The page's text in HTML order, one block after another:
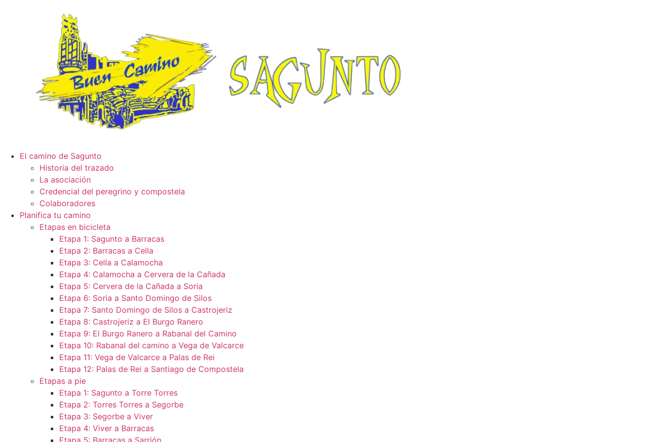
El camino de Sagunto
Historia del trazado
La asociación
Credencial del peregrino y compostela
Colaboradores
Planifica tu camino
Etapas en bicicleta
Etapa 1: Sagunto a Barracas
Etapa 2: Barracas a Cella
Etapa 3: Cella a Calamocha
Etapa 4: Calamocha a Cervera de la Cañada
Etapa 5: Cervera de la Cañada a Soria
Etapa 6: Soria a Santo Domingo de Silos
Etapa 7: Santo Domingo de Silos a Castrojeriz
Etapa 8: Castrojeriz a El Burgo Ranero
Etapa 9: El Burgo Ranero a Rabanal del Camino
Etapa 10: Rabanal del camino a Vega de Valcarce
Etapa 11: Vega de Valcarce a Palas de Rei
Etapa 12: Palas de Rei a Santiago de Compostela
Etapas a pie
Etapa 1: Sagunto a Torre Torres
Etapa 2: Torres Torres a Segorbe
Etapa 3: Segorbe a Viver
Etapa 4: Viver a Barracas
Etapa 5: Barracas a Sarrión